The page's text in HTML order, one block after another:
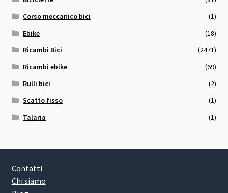
Corso meccanico bici
(1)
Ebike
(18)
Ricambi Bici
(2471)
Ricambi ebike
(69)
Rulli bici
(2)
Scatto fisso
(1)
Talaria
(1)
Contatti
Chi siamo